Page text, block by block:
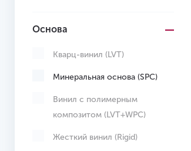
Основа
Кварц-винил (LVT)
Минеральная основа (SPC)
Винил с полимерным
композитом (LVT+WPC)
Жесткий винил (Rigid)